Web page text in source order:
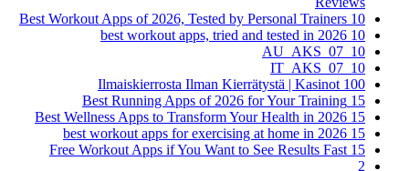
10 Best Workout Apps of 2026, Tested by Personal Trainers
10 best workout apps, tried and tested in 2026
10_07_AU_AKS
10_07_IT_AKS
100 Ilmaiskierrosta Ilman Kierrätystä | Kasinot
15 Best Running Apps of 2026 for Your Training
15 Best Wellness Apps to Transform Your Health in 2026
15 best workout apps for exercising at home in 2026
15 Free Workout Apps if You Want to See Results Fast
2